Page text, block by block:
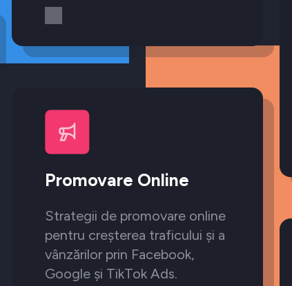
Promovare Online
Strategii de promovare online
pentru creșterea traficului și a
vânzărilor prin Facebook,
Google și TikTok Ads.